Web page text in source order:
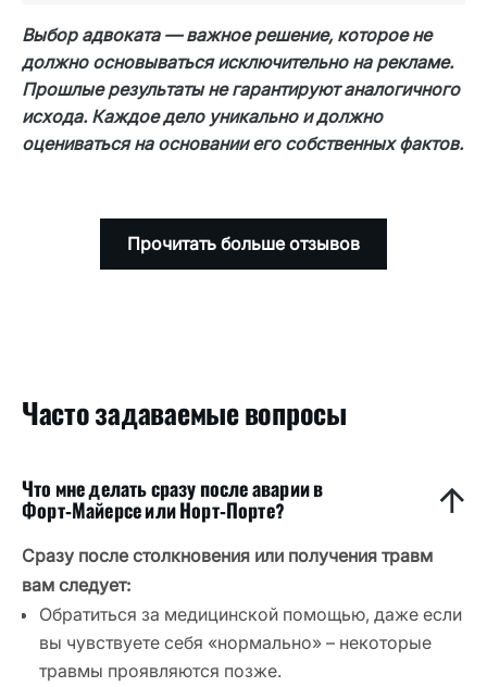
заключается в том, чтобы доказать
длительное воздействие боли, особенно если
видимые травмы зажили или документация
является неполной.
Выбор адвоката — важное решение, которое не
должно основываться исключительно на рекламе.
Прошлые результаты не гарантируют аналогичного
исхода. Каждое дело уникально и должно
оцениваться на основании его собственных фактов.
Прочитать больше отзывов
Часто задаваемые вопросы
Что мне делать сразу после аварии в
Форт‑Майерсе или Норт‑Порте?
Сразу после столкновения или получения травм
вам следует:
Обратиться за медицинской помощью, даже если
вы чувствуете себя «нормально» – некоторые
травмы проявляются позже.